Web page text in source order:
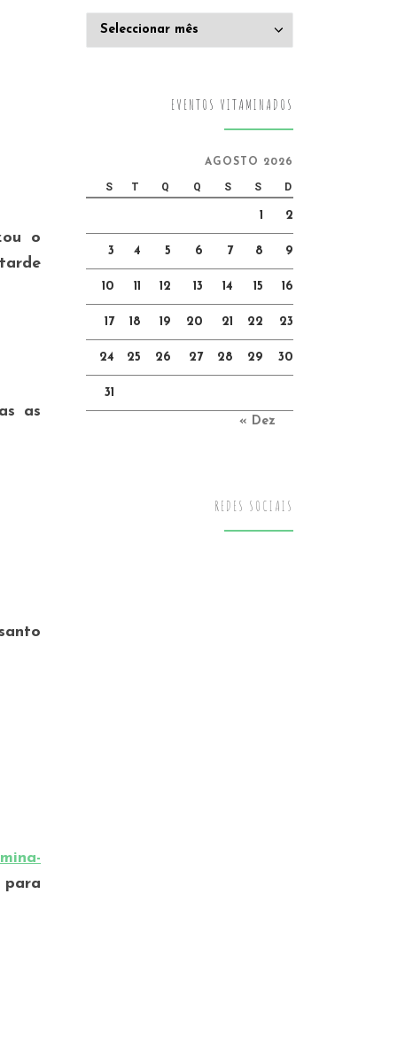
o
as
para
EVENTOS VITAMINADOS
AGOSTO 2026
S T Q Q S S D
1 2
3 4 5 6 7 8 9
10 11 12 13 14 15 16
17 18 19 20 21 22 23
24 25 26 27 28 29 30
31
« Dez
REDES SOCIAIS